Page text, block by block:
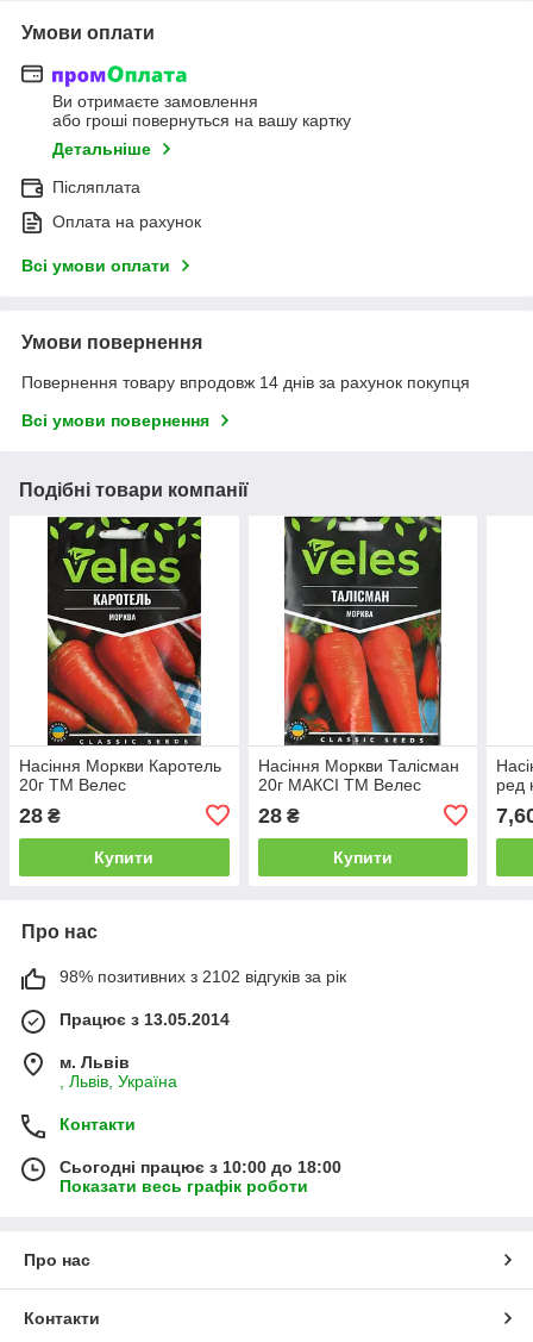
Умови оплати
Ви отримаєте замовлення
або гроші повернуться на вашу картку
Детальніше
Післяплата
Оплата на рахунок
Всі умови оплати
Умови повернення
Повернення товару впродовж 14 днів за рахунок покупця
Всі умови повернення
Подібні товари компанії
Насіння Моркви Каротель
20г ТМ Велес
28 ₴
Купити
Насіння Моркви Талісман
20г МАКСІ ТМ Велес
28₴
Купити
ред
Про нас
98% позитивних з 2102 відгуків за рік
Працює з 13.05.2014
м. Львів
, Львів, Україна
Контакти
Сьогодні працює з 10:00 до 18:00
Показати весь графік роботи
Про нас
Контакти